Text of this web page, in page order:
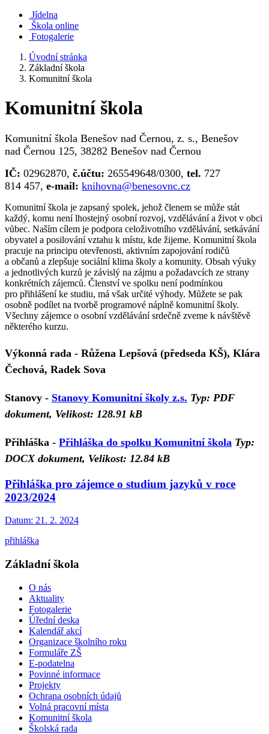
Jídelna
Škola online
Fotogalerie
Úvodní stránka
Základní škola
Komunitní škola
Komunitní škola
Komunitní škola Benešov nad Černou, z. s., Benešov
nad Černou 125, 38282 Benešov nad Černou
IČ: 02962870, č.účtu: 265549648/0300, tel. 727
814 457, e-mail: knihovna@benesovnc.cz
Komunitní škola je zapsaný spolek, jehož členem se může stát
každý, komu není lhostejný osobní rozvoj, vzdělávání a život v obci
vůbec. Naším cílem je podpora celoživotního vzdělávání, setkávání
obyvatel a posilování vztahu k místu, kde žijeme. Komunitní škola
pracuje na principu otevřenosti, aktivním zapojování rodičů
a občanů a zlepšuje sociální klima školy a komunity. Obsah výuky
a jednotlivých kurzů je závislý na zájmu a požadavcích ze strany
konkrétních zájemců. Členství ve spolku není podmínkou
pro přihlášení ke studiu, má však určité výhody. Můžete se pak
osobně podílet na tvorbě programové náplně komunitní školy.
Všechny zájemce o osobní vzdělávání srdečně zveme k návštěvě
některého kurzu.
Výkonná rada - Růžena Lepšová (předseda KŠ), Klára
Čechová, Radek Sova
Stanovy - Stanovy Komunitní školy z.s. Typ: PDF
dokument, Velikost: 128.91 kB
Přihláška - Přihláška do spolku Komunitní škola Typ:
DOCX dokument, Velikost: 12.84 kB
Přihláška pro zájemce o studium jazyků v roce
2023/2024
Datum: 21. 2. 2024
přihláška
Základní škola
O nás
Aktuality
Fotogalerie
Úřední deska
Kalendář akcí
Organizace školního roku
Formuláře ZŠ
E-podatelna
Povinné informace
Projekty
Ochrana osobních údajů
Volná pracovní místa
Komunitní škola
Školská rada